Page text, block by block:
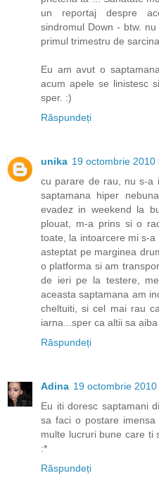
un reportaj despre
sindromul Down - btw.
primul trimestru de
Eu am avut o
acum apele se linistesc
sper. :)
Răspundeți
unika 19 octombrie 2010
cu parare de rau, nu s-a
saptamana hiper
evadez in weekend la
plouat, m-a prins si o
toate, la intoarcere mi s-
asteptat pe marginea
o platforma si am
de ieri pe la testere,
aceasta saptamana am
cheltuiti, si cel mai rau
iarna...sper ca altii sa
Răspundeți
Adina 19 octombrie
Eu iti doresc saptamani
sa faci o postare
multe lucruri bune care ti
:*
Răspundeți